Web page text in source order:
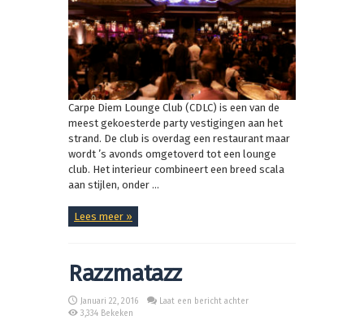
Carpe Diem Lounge Club (CDLC) is een van de
meest gekoesterde party vestigingen aan het
strand. De club is overdag een restaurant maar
wordt ’s avonds omgetoverd tot een lounge
club. Het interieur combineert een breed scala
aan stijlen, onder ...
Lees meer »
Razzmatazz
Januari 22, 2016
Laat een bericht achter
3,334 Bekeken